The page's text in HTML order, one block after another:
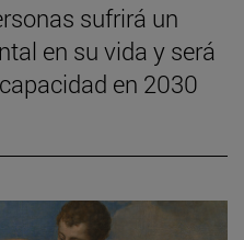
sufrirá un
en su vida y será
en 2030